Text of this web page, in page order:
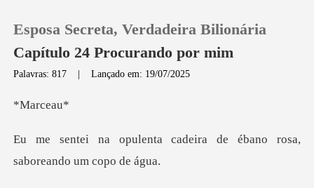
Loja
Esposa Secreta, Verdadeira Bilionária
Capítulo 24 Procurando por mim
Palavras: 817 |Lançado em: 19/07/2025
rce
cadeira de ébano rosa,
sa